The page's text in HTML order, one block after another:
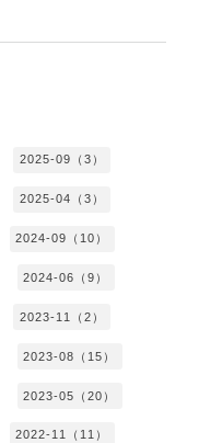
2025-09（3）
2025-04（3）
2024-09（10）
2024-06（9）
2023-11（2）
2023-08（15）
2023-05（20）
2022-11（11）